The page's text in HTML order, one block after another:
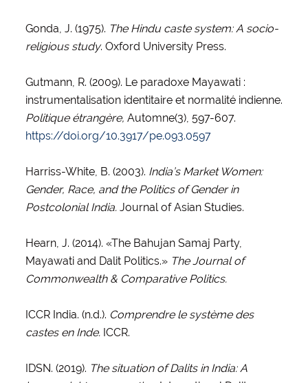
Gonda, J. (1975). The Hindu caste system: A socio-
religious study. Oxford University Press.
Gutmann, R. (2009). Le paradoxe Mayawati :
instrumentalisation identitaire et normalité indienne.
Politique étrangère, Automne(3), 597-607.
https://doi.org/10.3917/pe.093.0597
Harriss-White, B. (2003). India’s Market Women:
Gender, Race, and the Politics of Gender in
Postcolonial India.Journal of Asian Studies.
Hearn, J. (2014). «The Bahujan Samaj Party,
Mayawati and Dalit Politics.» The Journal of
Commonwealth & Comparative Politics.
ICCR India. (n.d.). Comprendre le système des
castes en Inde.ICCR.
IDSN. (2019). The situation of Dalits in India: A